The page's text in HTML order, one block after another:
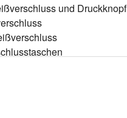
und Druckknopf